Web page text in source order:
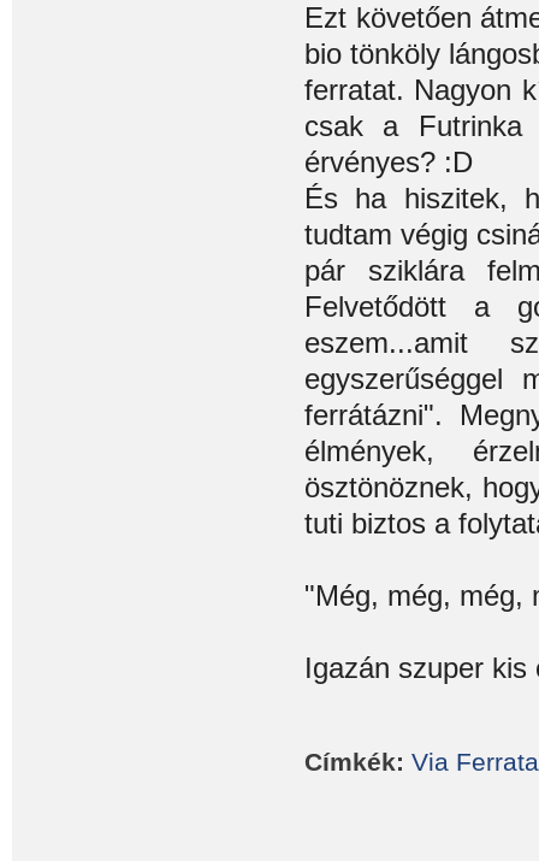
Ezt követően
bio tönköly
ferratat. Nagyon
csak a Futrinka
érvényes? :D
És ha hiszitek,
tudtam végig
pár sziklára
Felvetődött a
eszem...amit
egyszerűséggel
ferrátázni".
élmények,
ösztönöznek,
tuti biztos a
"Még, még, még,
Igazán szuper
Címkék: Via Ferrata